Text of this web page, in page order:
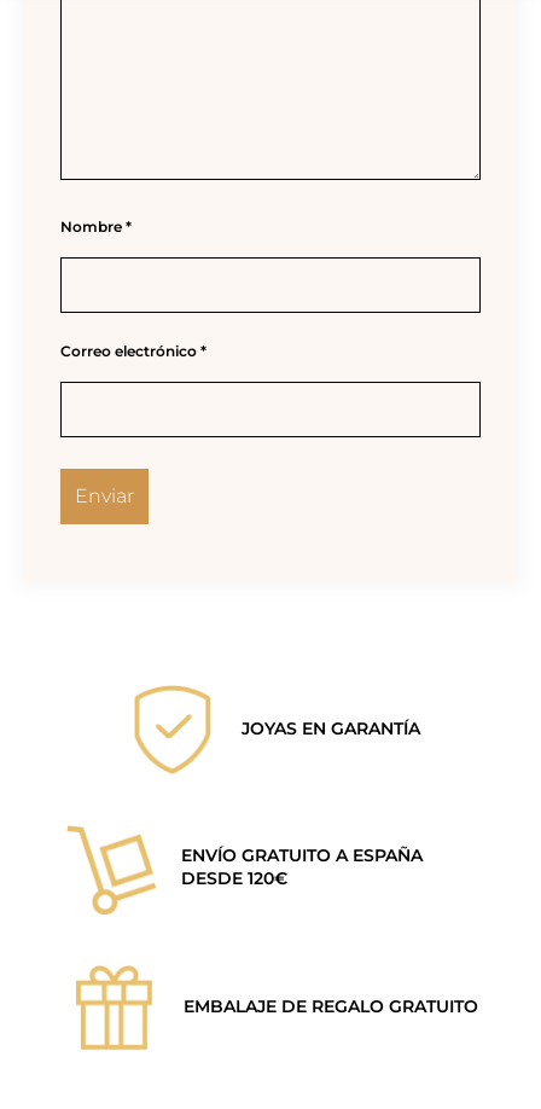
Nombre *
Correo electrónico *
JOYAS EN GARANTÍA
ENVÍO GRATUITO A ESPAÑA
DESDE 120€
EMBALAJE DE REGALO GRATUITO